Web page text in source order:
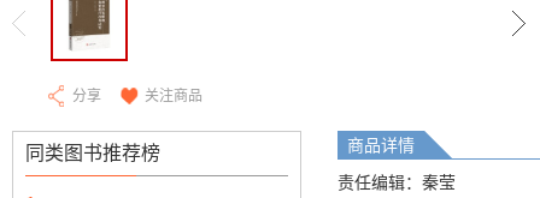
分享 关注商品
同类图书推荐榜
商品详情
责任编辑：秦莹